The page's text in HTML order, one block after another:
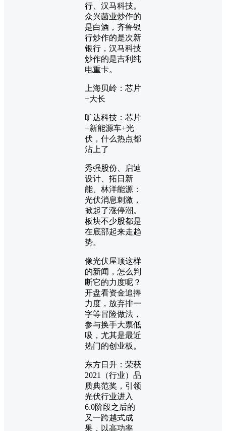
行、汉马科技。
众兴菌业炒作的
是白酒，齐鲁银
行炒作的是次新
银行，汉马科技
炒作的是吉利纯
电重卡。
上海贝岭：芯片
+大长
旷达科技：芯片
+新能源车+光
伏，什么热点都
沾上了
秀强股份、启迪
设计、拓日新
能、林洋能源：
光伏消息刺激，
掀起了涨停潮。
板块不少股都是
在底部起来走趋
势。
像光伏屋顶这样
的新闻，怎么判
断它的力度呢？
开盘看资金追捧
力度，放弃排一
字等冒险做法，
参与换手大票低
吸，尤其是最近
热门的创业板。
东方日升：荣获
2021（行业）品
质典范奖，引领
光伏行业进入
6.0阶段之后的
又一跨越式成
果，以高功率